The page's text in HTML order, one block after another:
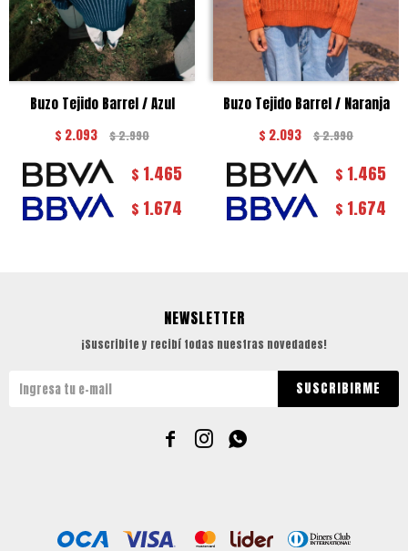
Buzo Tejido Barrel / Azul
$ 2.093 $2.990
$ 1.465
$ 1.674
Buzo Tejido Barrel / Naranja
$ 2.093 $2.990
$ 1.465
$ 1.674
NEWSLETTER
¡Suscribite y recibí todas nuestras novedades!
SUSCRIBIRME
  